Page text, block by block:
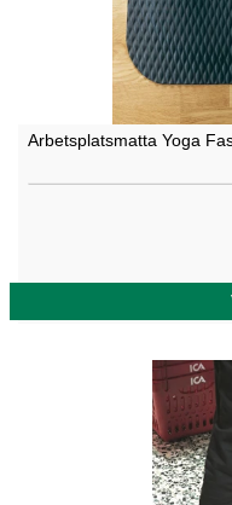
Arbetsplatsmatta Yoga